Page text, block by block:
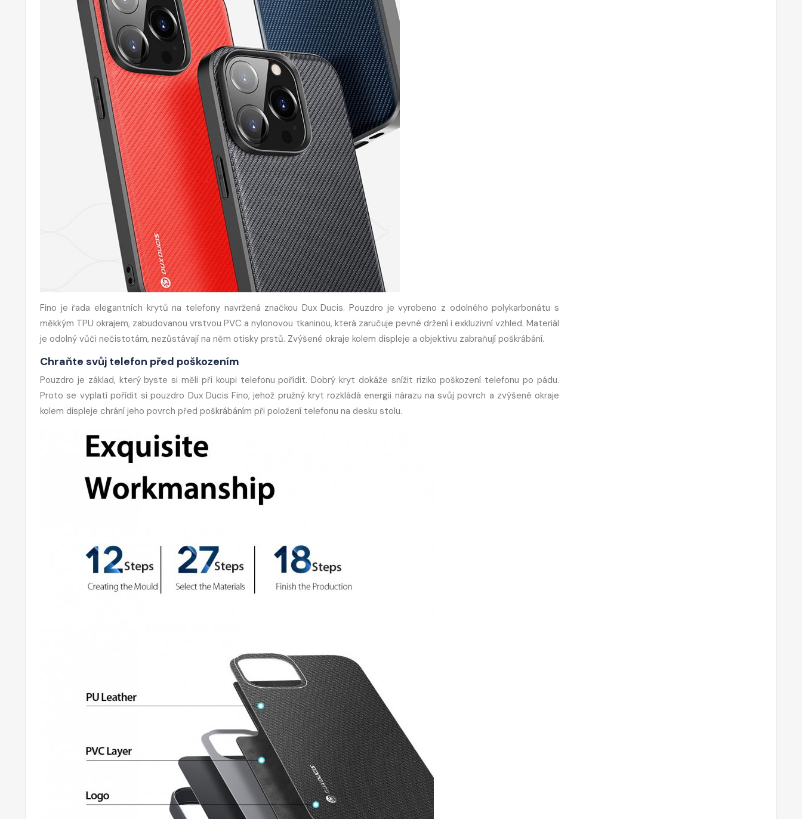
Fino je řada elegantních krytů na telefony navržená značkou Dux Ducis. Pouzdro je vyrobeno z odolného polykarbonátu s
měkkým TPU okrajem, zabudovanou vrstvou PVC a nylonovou tkaninou, která zaručuje pevné držení i exkluzivní vzhled. Materiál
je odolný vůči nečistotám, nezůstávají na něm otisky prstů. Zvýšené okraje kolem displeje a objektivu zabraňují poškrábání.
Chraňte svůj telefon před poškozením
Pouzdro je základ, který byste si měli při koupi telefonu pořídit. Dobrý kryt dokáže snížit riziko poškození telefonu po pádu.
Proto se vyplatí pořídit si pouzdro Dux Ducis Fino, jehož pružný kryt rozkládá energii nárazu na svůj povrch a zvýšené okraje
kolem displeje chrání jeho povrch před poškrábáním při položení telefonu na desku stolu.